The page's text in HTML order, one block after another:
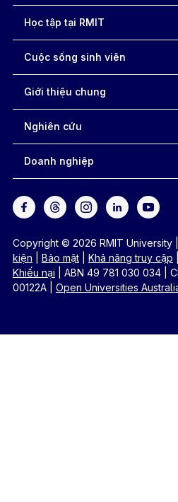
Học tập tại RMIT
Cuộc sống sinh viên
Giới thiệu chung
Nghiên cứu
Doanh nghiệp
Copyright © 2026 RMIT University
kiện
Bảo mật| Khả năng truy cập
Khiếu nại
ABN 49 781 030 034
00122A
Open Universities